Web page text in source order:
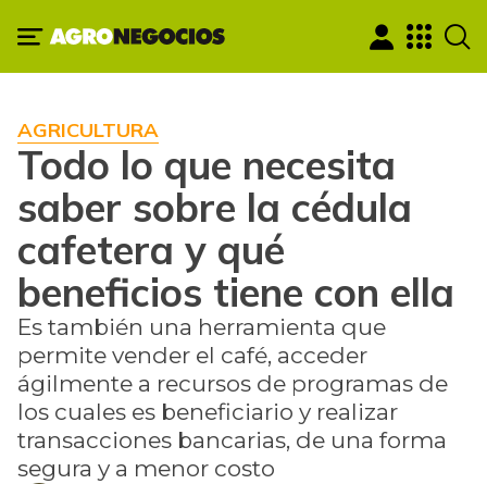
AGRICULTURA
Todo lo que necesita
saber sobre la cédula
cafetera y qué
beneficios tiene con ella
Es también una herramienta que
permite vender el café, acceder
ágilmente a recursos de programas de
los cuales es beneficiario y realizar
transacciones bancarias, de una forma
segura y a menor costo